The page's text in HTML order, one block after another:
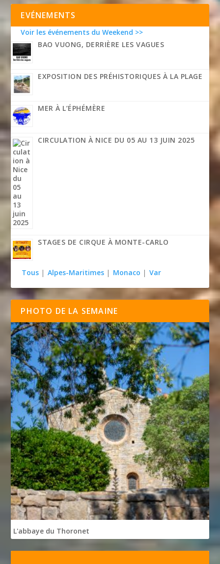
EVÉNEMENTS
Voir les événements du Weekend >>
BAO VUONG, DERRIÈRE LES VAGUES
EXPOSITION DES PRÉHISTORIQUES À LA PLAGE
MER À L’ÉPHÉMÈRE
CIRCULATION À NICE DU 05 AU 13 JUIN 2025
STAGES DE CIRQUE À MONTE-CARLO
Tous | Alpes-Maritimes | Monaco | Var
PHOTO DE LA SEMAINE
L'abbaye du Thoronet